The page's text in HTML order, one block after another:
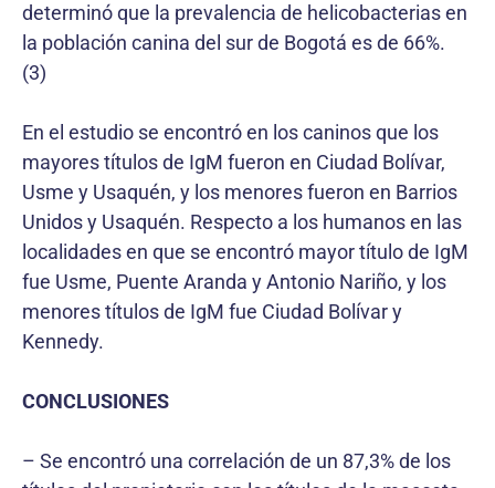
determinó que la prevalencia de helicobacterias en
la población canina del sur de Bogotá es de 66%.
(3)
En el estudio se encontró en los caninos que los
mayores títulos de IgM fueron en Ciudad Bolívar,
Usme y Usaquén, y los menores fueron en Barrios
Unidos y Usaquén. Respecto a los humanos en las
localidades en que se encontró mayor título de IgM
fue Usme, Puente Aranda y Antonio Nariño, y los
menores títulos de IgM fue Ciudad Bolívar y
Kennedy.
CONCLUSIONES
– Se encontró una correlación de un 87,3% de los